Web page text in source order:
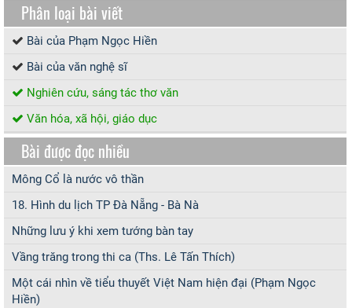
Phân loại bài viết
Bài của Phạm Ngọc Hiền
Bài của văn nghệ sĩ
Nghiên cứu, sáng tác thơ văn
Văn hóa, xã hội, giáo dục
Bài được đọc nhiều
Mông Cổ là nước vô thần
18. Hình du lịch TP Đà Nẵng - Bà Nà
Những lưu ý khi xem tướng bàn tay
Vầng trăng trong thi ca (Ths. Lê Tấn Thích)
Một cái nhìn về tiểu thuyết Việt Nam hiện đại (Phạm Ngọc
Hiền)